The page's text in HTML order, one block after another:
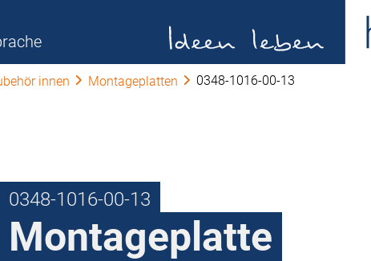
innen Montageplatten 0348-1016-00-13
0348-1016-00-13
Montageplatte